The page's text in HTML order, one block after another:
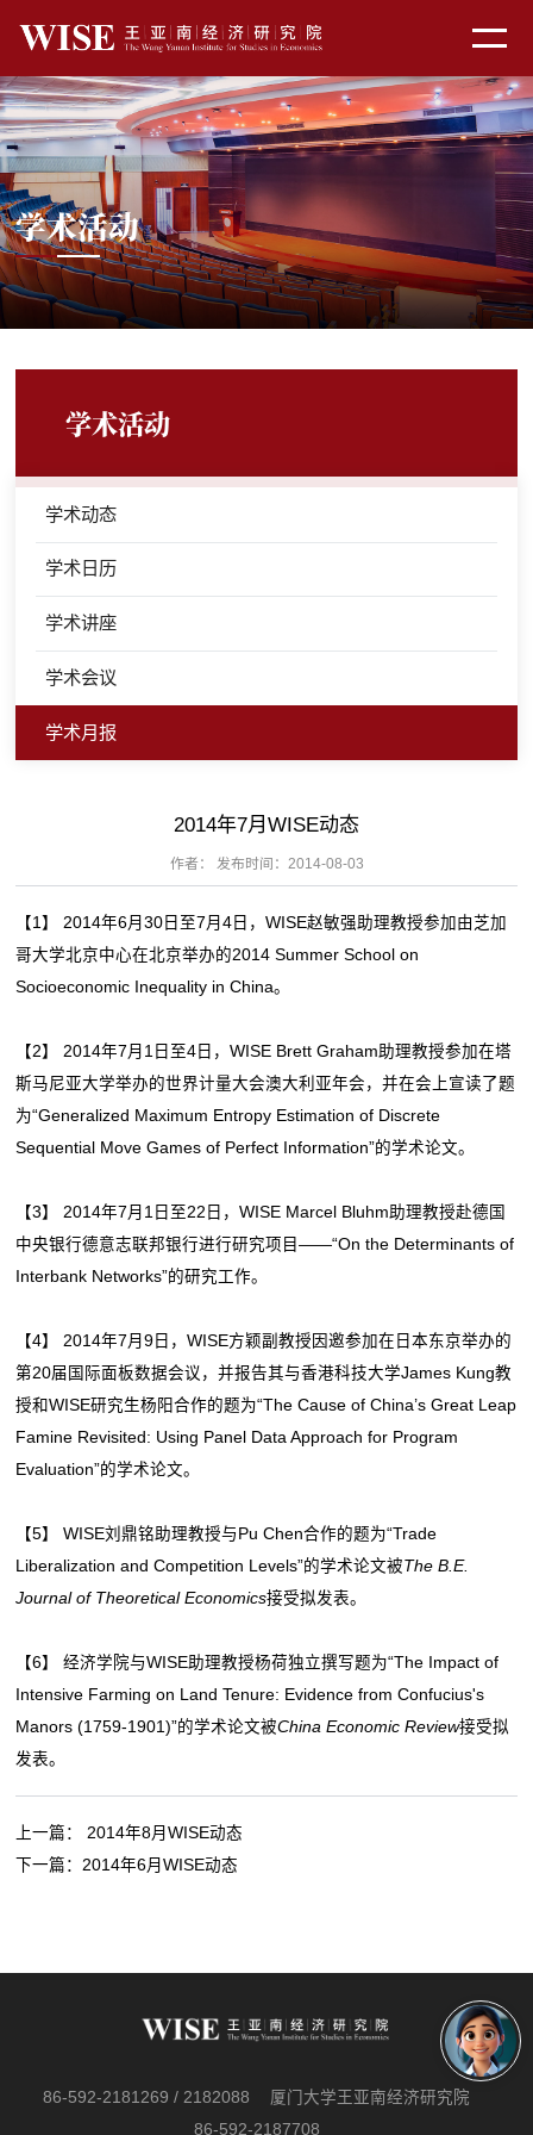
学术活动
学术活动
学术动态
学术日历
学术讲座
学术会议
学术月报
2014年7月WISE动态
作者： 发布时间：2014-08-03
【1】 2014年6月30日至7月4日，WISE赵敏强助理教授参加由芝加
哥大学北京中心在北京举办的2014 Summer School on
Socioeconomic Inequality in China。
【2】 2014年7月1日至4日，WISE Brett Graham助理教授参加在塔
斯马尼亚大学举办的世界计量大会澳大利亚年会，并在会上宣读了题
为“Generalized Maximum Entropy Estimation of Discrete
Sequential Move Games of Perfect Information”的学术论文。
【3】 2014年7月1日至22日，WISE Marcel Bluhm助理教授赴德国
中央银行德意志联邦银行进行研究项目——“On the Determinants of
Interbank Networks”的研究工作。
【4】 2014年7月9日，WISE方颖副教授因邀参加在日本东京举办的
第20届国际面板数据会议，并报告其与香港科技大学James Kung教
授和WISE研究生杨阳合作的题为“The Cause of China’s Great Leap
Famine Revisited: Using Panel Data Approach for Program
Evaluation”的学术论文。
【5】 WISE刘鼎铭助理教授与Pu Chen合作的题为“Trade
Liberalization and Competition Levels”的学术论文被The B.E.
Journal of Theoretical Economics接受拟发表。
【6】 经济学院与WISE助理教授杨荷独立撰写题为“The Impact of
Intensive Farming on Land Tenure: Evidence from Confucius's
Manors (1759-1901)”的学术论文被China Economic Review接受拟
发表。
上一篇： 2014年8月WISE动态
下一篇： 2014年6月WISE动态
86-592-2181269 / 2182088
厦门大学王亚南经济研究院
86-592-2187708